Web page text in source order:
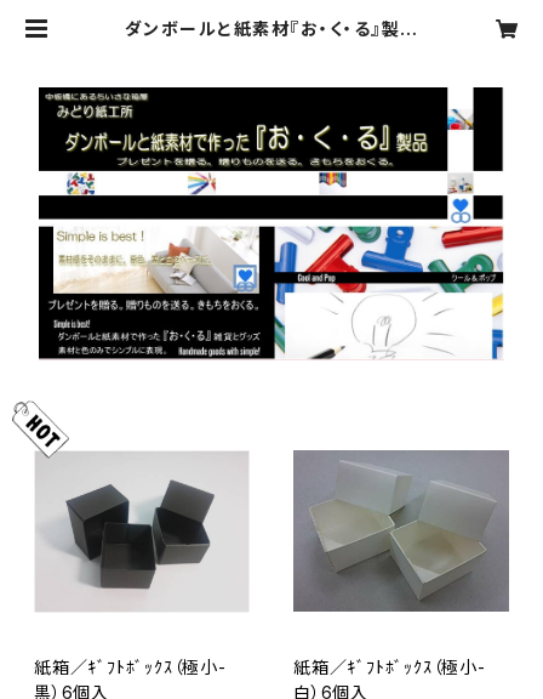
ダンボールと紙素材『お・く・る』製品
はーと～
紙箱／ｷﾞﾌﾄﾎﾞｯｸｽ（極小-
黒）6個入
紙箱／ｷﾞﾌﾄﾎﾞｯｸｽ（極小-
白）6個入